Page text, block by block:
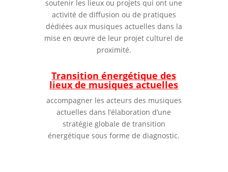
soutenir les lieux ou projets qui ont une
activité de diffusion ou de pratiques
dédiées aux musiques actuelles dans la
mise en œuvre de leur projet culturel de
proximité.
Transition énergétique des
lieux de musiques actuelles
accompagner les acteurs des musiques
actuelles dans l’élaboration d’une
stratégie globale de transition
énergétique sous forme de diagnostic.